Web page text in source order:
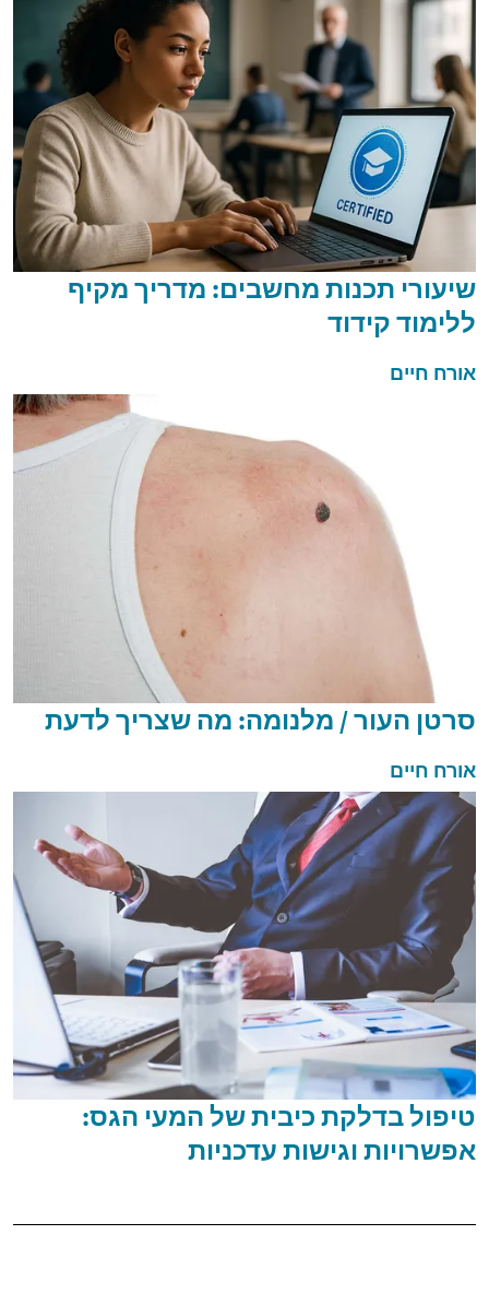
שיעורי תכנות מחשבים: מדריך מקיף
ללימוד קידוד
אורח חיים
סרטן העור / מלנומה: מה שצריך לדעת
אורח חיים
טיפול בדלקת כיבית של המעי הגס:
אפשרויות וגישות עדכניות